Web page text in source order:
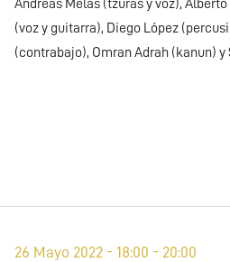
Andreas Melas (tzurás y voz),
(voz y guitarra), Diego López
(contrabajo), Omran Adrah (kanun)
26 Mayo 2022 - 18:00 - 20:00